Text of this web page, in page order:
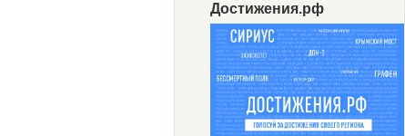
Достижения.рф